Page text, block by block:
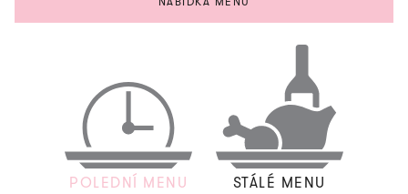
POLEDNÍ MENU STÁLÉ MENU